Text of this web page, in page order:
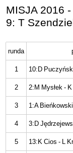
MISJA 2016
9: T
runda
1 10:D
2
2:M Mysłek -
3
1:A
4
3:D
5
13:K Cios - L